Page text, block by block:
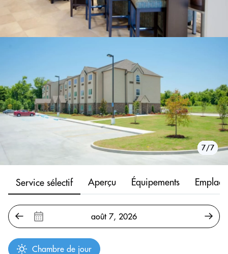
1/7
2/7
3/7
4/7
5/7
6/7
7/7
Service sélectif Aperçu Équipements
Chambre de jour